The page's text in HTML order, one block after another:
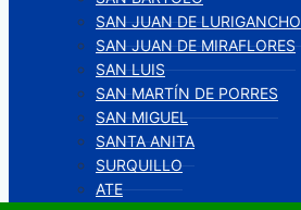
SAN JUAN DE LURIGANCHO
SAN JUAN DE MIRAFLORES
SAN LUIS
SAN MARTÍN DE PORRES
SAN MIGUEL
SANTA ANITA
SURQUILLO
ATE